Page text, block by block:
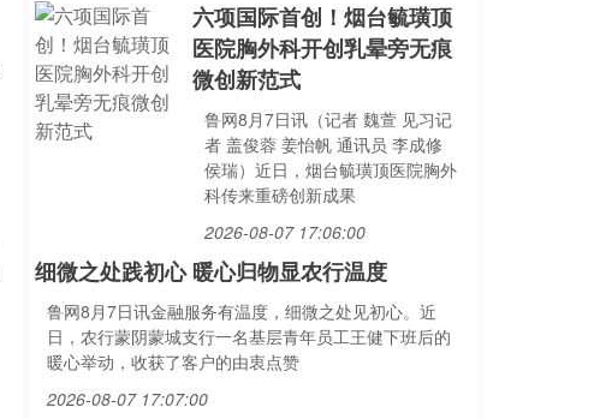
六项国际首创！烟台毓璜顶
医院胸外科开创乳晕旁无痕
微创新范式
鲁网8月7日讯（记者 魏萱 见习记
者 盖俊蓉 姜怡帆 通讯员 李成修
侯瑞）近日，烟台毓璜顶医院胸外
科传来重磅创新成果
2026-08-07 17:06:00
细微之处践初心 暖心归物显农行温度
鲁网8月7日讯金融服务有温度，细微之处见初心。近
日，农行蒙阴蒙城支行一名基层青年员工王健下班后的
暖心举动，收获了客户的由衷点赞
2026-08-07 17:07:00